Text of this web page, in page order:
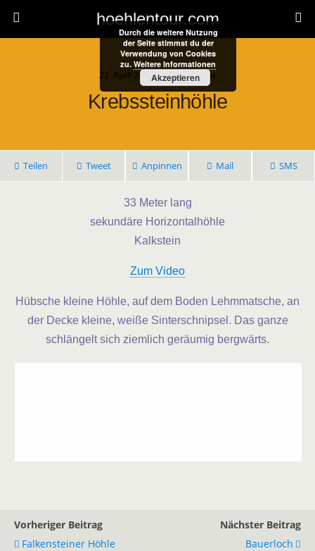
hoehlentour.com
22. April 2021 • 1 Kommentar
Krebssteinhöhle
Teilen Tweet Anpinnen Mail SMS
33 Meter lang
sekundäre Horizontalhöhle
Kalkstein
Zum Video
Hübsche kleine Höhle, auf dem Boden Lehmmatsche, an
der Decke kleine, weiße Sinterschnipsel. Das ganze
schlängelt sich ziemlich geräumig bergwärts.
Vorheriger Beitrag
Falkensteiner Höhle
Nächster Beitrag
Bauerloch
Durch die weitere Nutzung
der Seite stimmst du der
Verwendung von Cookies
zu. Weitere Informationen
Akzeptieren